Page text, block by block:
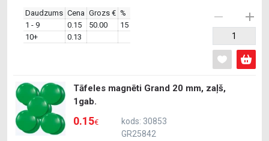
Daudzums Cena Grozs € %
1 - 9
0.15 50.00
15
10+
0.13
Tāfeles magnēti Grand 20 mm, zaļš,
1gab.
0.15€
kods: 30853
GR25842